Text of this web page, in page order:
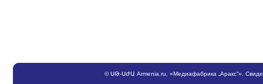
©ՍԹ-ՍԺԱ Armenia.ru , «Медиафабрика „Аракс“».